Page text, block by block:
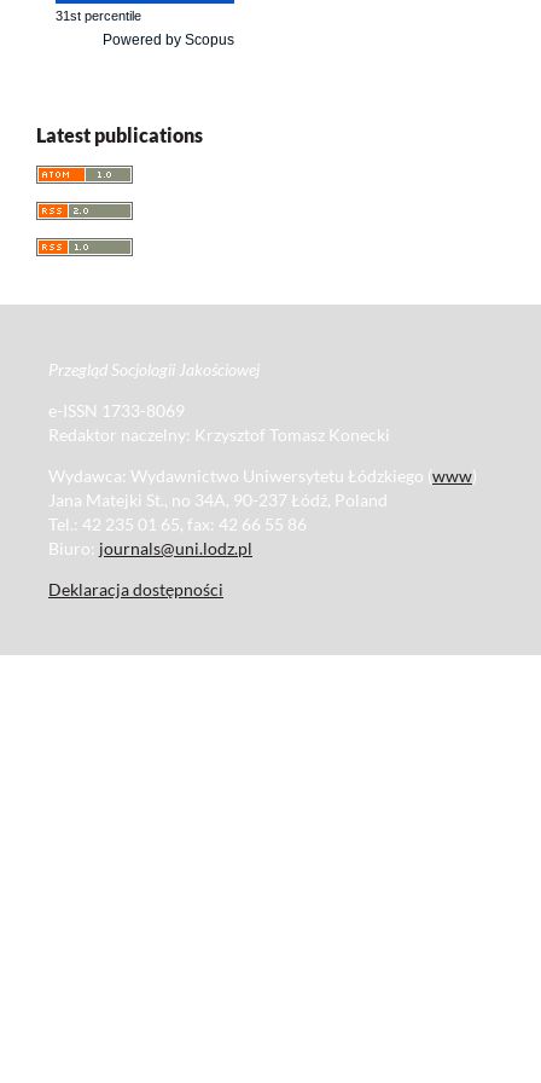
31st percentile
Powered by Scopus
Latest publications
Przegląd Socjologii Jakościowej
e-ISSN 1733-8069
Redaktor naczelny: Krzysztof Tomasz Konecki
Wydawca: Wydawnictwo Uniwersytetu Łódzkiego (www)
Jana Matejki St., no 34A, 90-237 Łódź, Poland
Tel.: 42 235 01 65, fax: 42 66 55 86
Biuro: journals@uni.lodz.pl
Deklaracja dostępności